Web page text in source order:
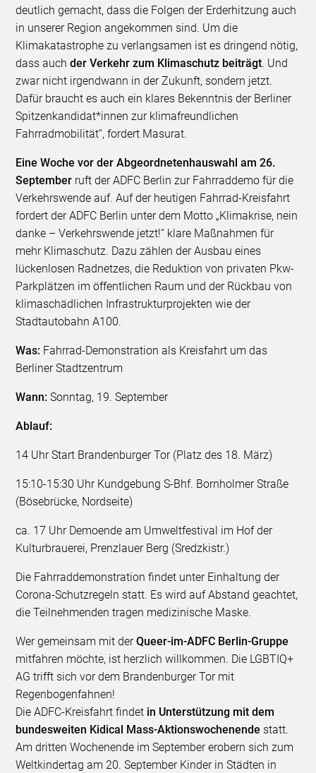
deutlich gemacht, dass die Folgen der Erderhitzung auch
in unserer Region angekommen sind. Um die
Klimakatastrophe zu verlangsamen ist es dringend nötig,
dass auchder Verkehr zum Klimaschutz beiträgt. Und
zwar nicht irgendwann in der Zukunft, sondern jetzt.
Dafür braucht es auch ein klares Bekenntnis der Berliner
Spitzenkandidat*innen zur klimafreundlichen
Fahrradmobilität“, fordert Masurat.
Eine Woche vor der Abgeordnetenhauswahl am 26.
September ruft der ADFC Berlin zur Fahrraddemo für die
Verkehrswende auf. Auf der heutigen Fahrrad-Kreisfahrt
fordert der ADFC Berlin unter dem Motto „Klimakrise, nein
danke – Verkehrswende jetzt!“ klare Maßnahmen für
mehr Klimaschutz. Dazu zählen der Ausbau eines
lückenlosen Radnetzes, die Reduktion von privaten Pkw-
Parkplätzen im öffentlichen Raum und der Rückbau von
klimaschädlichen Infrastrukturprojekten wie der
Stadtautobahn A100.
Was: Fahrrad-Demonstration als Kreisfahrt um das
Berliner Stadtzentrum
Wann: Sonntag, 19. September
Ablauf:
14 Uhr Start Brandenburger Tor (Platz des 18. März)
15:10-15:30 Uhr Kundgebung S-Bhf. Bornholmer Straße
(Bösebrücke, Nordseite)
ca. 17 Uhr Demoende am Umweltfestival im Hof der
Kulturbrauerei, Prenzlauer Berg (Sredzkistr.)
Die Fahrraddemonstration findet unter Einhaltung der
Corona-Schutzregeln statt. Es wird auf Abstand geachtet,
die Teilnehmenden tragen medizinische Maske.
Wer gemeinsam mit derQueer-im-ADFC Berlin-Gruppe
mitfahren möchte, ist herzlich willkommen. Die LGBTIQ+
AG trifft sich vor dem Brandenburger Tor mit
Regenbogenfahnen!
Die ADFC-Kreisfahrt findet in Unterstützung mit dem
bundesweiten Kidical Mass-Aktionswochenende statt.
Am dritten Wochenende im September erobern sich zum
Weltkindertag am 20. September Kinder in Städten in